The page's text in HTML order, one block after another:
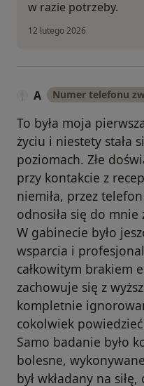
w razie potrzeby.
12 lutego 2026
A Numer telefonu
To była moja
życiu i niestety stała
poziomach. Złe
przy kontakcie z
niemiła, przez
odnosiła się do
W gabinecie było
wsparcia i
całkowitym brakiem
zachowuje się z
kompletnie
cokolwiek
Samo badanie było
bolesne,
był wkładany na siłę,